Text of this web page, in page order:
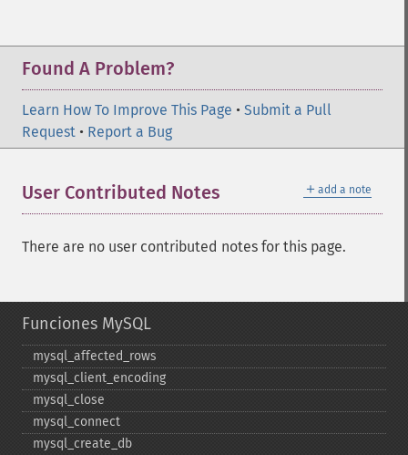
Found A Problem?
Learn How To Improve This Page • Submit a Pull
Request • Report a Bug
＋ add a note
User Contributed Notes
There are no user contributed notes for this page.
Funciones MySQL
mysql_​affected_​rows
mysql_​client_​encoding
mysql_​close
mysql_​connect
mysql_​create_​db